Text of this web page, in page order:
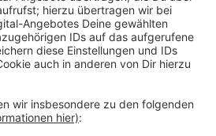
nun weiter verschärft,
Weß, Geschäftsführer des
die Situation.